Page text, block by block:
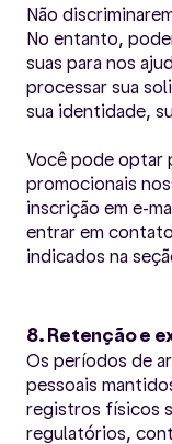
Não
No entanto,
suas para nos
processar sua
sua identidade,
Você pode optar
promocionais
inscrição em e-
entrar em
indicados na
8. Retenção e
Os períodos de
pessoais
registros físicos
regulatórios,